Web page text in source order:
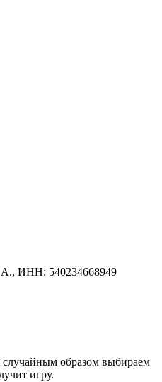
ИНН: 540234668949
случайным образом выбираем
игру.